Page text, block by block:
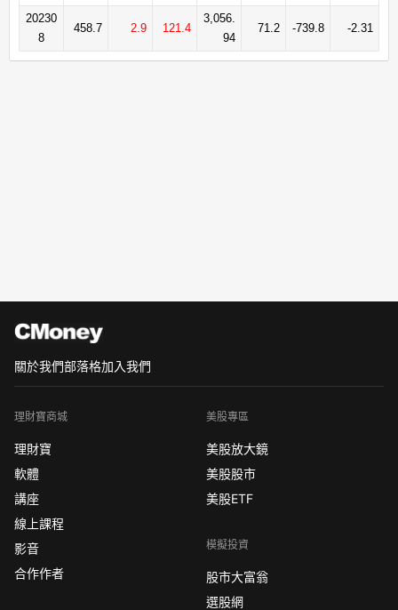
20230
8
458.7 2.9 121.4
3,056.
94
71.2 -739.8 -2.31
關於我們部落格加入我們
理財寶商城
理財寶
軟體
講座
線上課程
影音
合作作者
美股專區
美股放大鏡
美股股市
美股ETF
模擬投資
股市大富翁
選股網